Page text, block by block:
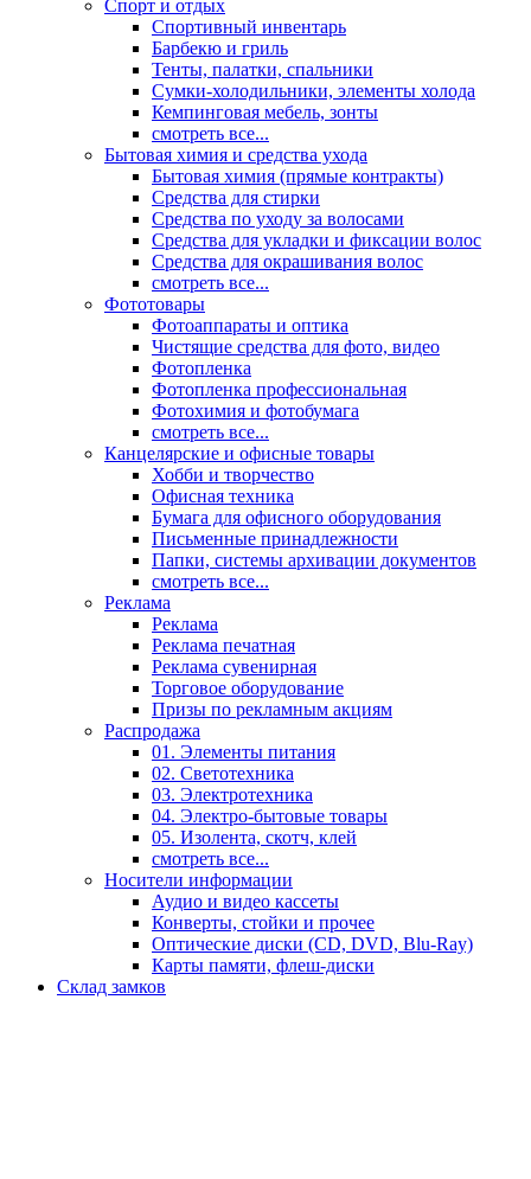
Спорт и отдых
Спортивный инвентарь
Барбекю и гриль
Тенты, палатки, спальники
Сумки-холодильники, элементы холода
Кемпинговая мебель, зонты
смотреть все...
Бытовая химия и средства ухода
Бытовая химия (прямые контракты)
Средства для стирки
Средства по уходу за волосами
Средства для укладки и фиксации волос
Средства для окрашивания волос
смотреть все...
Фототовары
Фотоаппараты и оптика
Чистящие средства для фото, видео
Фотопленка
Фотопленка профессиональная
Фотохимия и фотобумага
смотреть все...
Канцелярские и офисные товары
Хобби и творчество
Офисная техника
Бумага для офисного оборудования
Письменные принадлежности
Папки, системы архивации документов
смотреть все...
Реклама
Реклама
Реклама печатная
Реклама сувенирная
Торговое оборудование
Призы по рекламным акциям
Распродажа
01. Элементы питания
02. Светотехника
03. Электротехника
04. Электро-бытовые товары
05. Изолента, скотч, клей
смотреть все...
Носители информации
Аудио и видео кассеты
Конверты, стойки и прочее
Оптические диски (CD, DVD, Blu-Ray)
Карты памяти, флеш-диски
Склад замков